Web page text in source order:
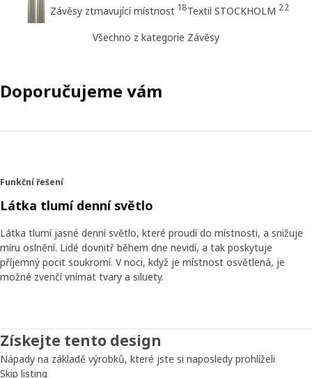
Závěsy ztmavující místnost 18Textil STOCKHOLM 22
Všechno z kategorie Závěsy
Doporučujeme vám
Funkční řešení
Látka tlumí denní světlo
Látka tlumí jasné denní světlo, které proudí do místnosti, a snižuje
míru oslnění. Lidé dovnitř během dne nevidí, a tak poskytuje
příjemný pocit soukromí. V noci, když je místnost osvětlená, je
možné zvenčí vnímat tvary a siluety.
Získejte tento design
Nápady na základě výrobků, které jste si naposledy prohlíželi
Skip listing